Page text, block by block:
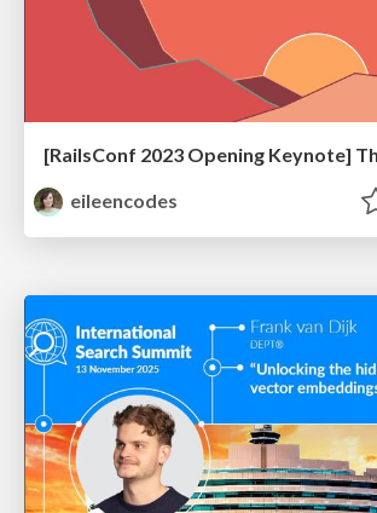
eileencodes